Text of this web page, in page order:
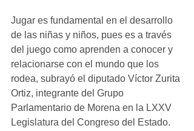
Jugar es fundamental en el desarrollo
de las niñas y niños, pues es a través
del juego como aprenden a conocer y
relacionarse con el mundo que los
rodea, subrayó el diputado Víctor Zurita
Ortiz, integrante del Grupo
Parlamentario de Morena en la LXXV
Legislatura del Congreso del Estado.